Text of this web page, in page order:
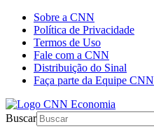
Sobre a CNN
Política de Privacidade
Termos de Uso
Fale com a CNN
Distribuição do Sinal
Faça parte da Equipe CNN
Buscar